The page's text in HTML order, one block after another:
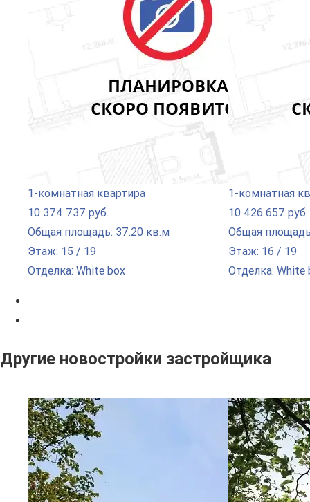
1-комнатная квартира
10 374 737 руб.
Общая площадь: 37.20 кв.м
Этаж: 15 / 19
Отделка: White box
1-комнатная
10 426 657 руб.
Общая
Этаж: 16 / 19
Отделка: White
Другие новостройки застройщика